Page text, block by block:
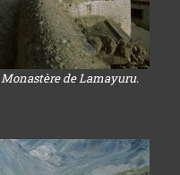
de Lamayuru.